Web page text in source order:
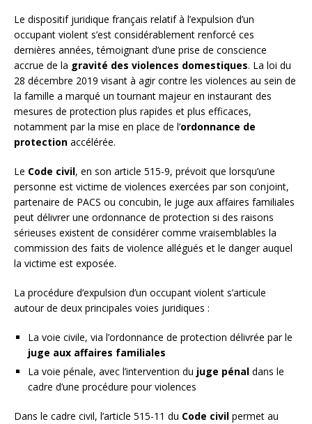
Le dispositif juridique français relatif à l’expulsion d’un
occupant violent s’est considérablement renforcé ces
dernières années, témoignant d’une prise de conscience
accrue de la gravité des violences domestiques. La loi du
28 décembre 2019 visant à agir contre les violences au sein de
la famille a marqué un tournant majeur en instaurant des
mesures de protection plus rapides et plus efficaces,
notamment par la mise en place de l’ordonnance de
protection accélérée.
Le Code civil, en son article 515-9, prévoit que lorsqu’une
personne est victime de violences exercées par son conjoint,
partenaire de PACS ou concubin, le juge aux affaires familiales
peut délivrer une ordonnance de protection si des raisons
sérieuses existent de considérer comme vraisemblables la
commission des faits de violence allégués et le danger auquel
la victime est exposée.
La procédure d’expulsion d’un occupant violent s’articule
autour de deux principales voies juridiques :
La voie civile, via l’ordonnance de protection délivrée par le
juge aux affaires familiales
La voie pénale, avec l’intervention du juge pénal dans le
cadre d’une procédure pour violences
Dans le cadre civil, l’article 515-11 du Code civil permet au